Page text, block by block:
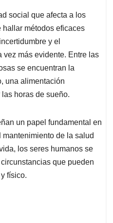
social que afecta a los
métodos eficaces
y el
vez más evidente. Entre las
se encuentran la
una alimentación
horas de sueño.
un papel fundamental en
de la salud
los seres humanos se
que pueden
físico.